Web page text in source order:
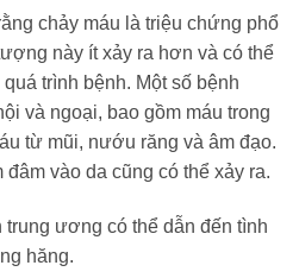
chảy máu là triệu chứng phổ
này ít xảy ra hơn và có thể
trình bệnh. Một số bệnh
và ngoại, bao gồm máu trong
từ mũi, nướu răng và âm đạo.
vào da cũng có thể xảy ra.
ương có thể dẫn đến tình
hăng.